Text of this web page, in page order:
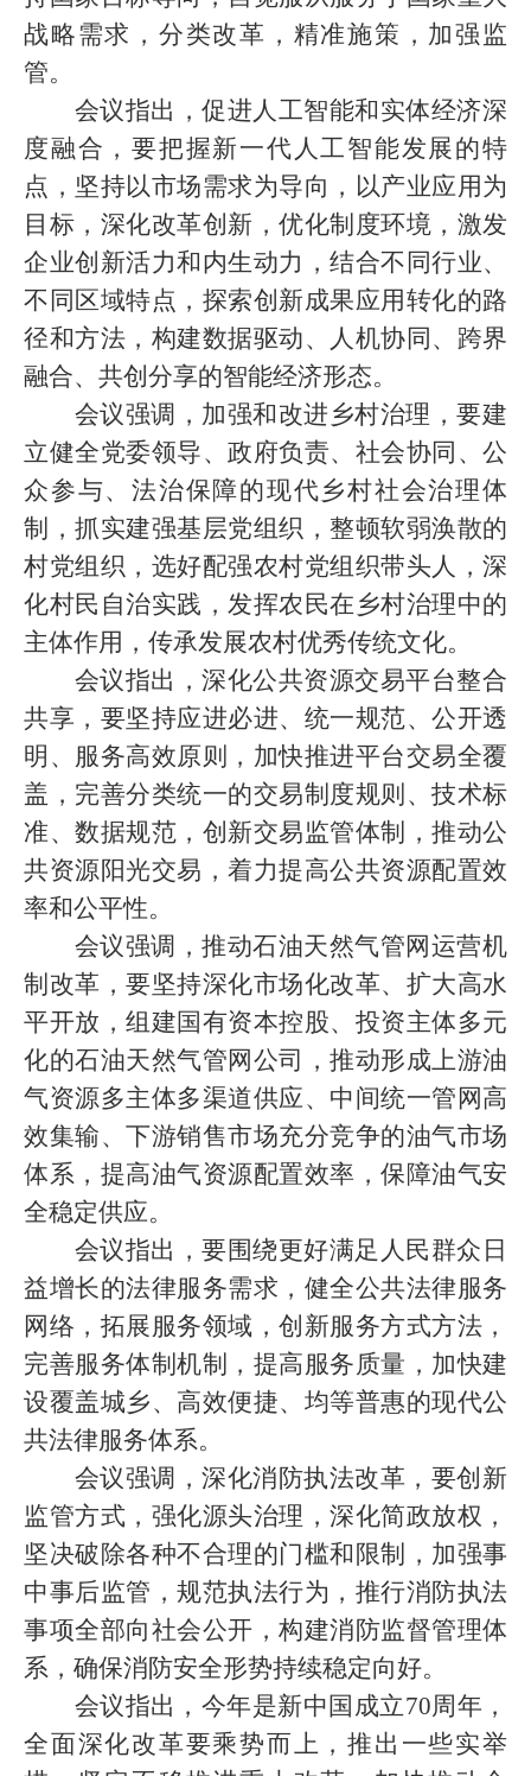
战略需求，分类改革，精准施策，加强监
管。
会议指出，促进人工智能和实体经济深
度融合，要把握新一代人工智能发展的特
点，坚持以市场需求为导向，以产业应用为
目标，深化改革创新，优化制度环境，激发
企业创新活力和内生动力，结合不同行业、
不同区域特点，探索创新成果应用转化的路
径和方法，构建数据驱动、人机协同、跨界
融合、共创分享的智能经济形态。
会议强调，加强和改进乡村治理，要建
立健全党委领导、政府负责、社会协同、公
众参与、法治保障的现代乡村社会治理体
制，抓实建强基层党组织，整顿软弱涣散的
村党组织，选好配强农村党组织带头人，深
化村民自治实践，发挥农民在乡村治理中的
主体作用，传承发展农村优秀传统文化。
会议指出，深化公共资源交易平台整合
共享，要坚持应进必进、统一规范、公开透
明、服务高效原则，加快推进平台交易全覆
盖，完善分类统一的交易制度规则、技术标
准、数据规范，创新交易监管体制，推动公
共资源阳光交易，着力提高公共资源配置效
率和公平性。
会议强调，推动石油天然气管网运营机
制改革，要坚持深化市场化改革、扩大高水
平开放，组建国有资本控股、投资主体多元
化的石油天然气管网公司，推动形成上游油
气资源多主体多渠道供应、中间统一管网高
效集输、下游销售市场充分竞争的油气市场
体系，提高油气资源配置效率，保障油气安
全稳定供应。
会议指出，要围绕更好满足人民群众日
益增长的法律服务需求，健全公共法律服务
网络，拓展服务领域，创新服务方式方法，
完善服务体制机制，提高服务质量，加快建
设覆盖城乡、高效便捷、均等普惠的现代公
共法律服务体系。
会议强调，深化消防执法改革，要创新
监管方式，强化源头治理，深化简政放权，
坚决破除各种不合理的门槛和限制，加强事
中事后监管，规范执法行为，推行消防执法
事项全部向社会公开，构建消防监督管理体
系，确保消防安全形势持续稳定向好。
会议指出，今年是新中国成立70周年，
全面深化改革要乘势而上，推出一些实举